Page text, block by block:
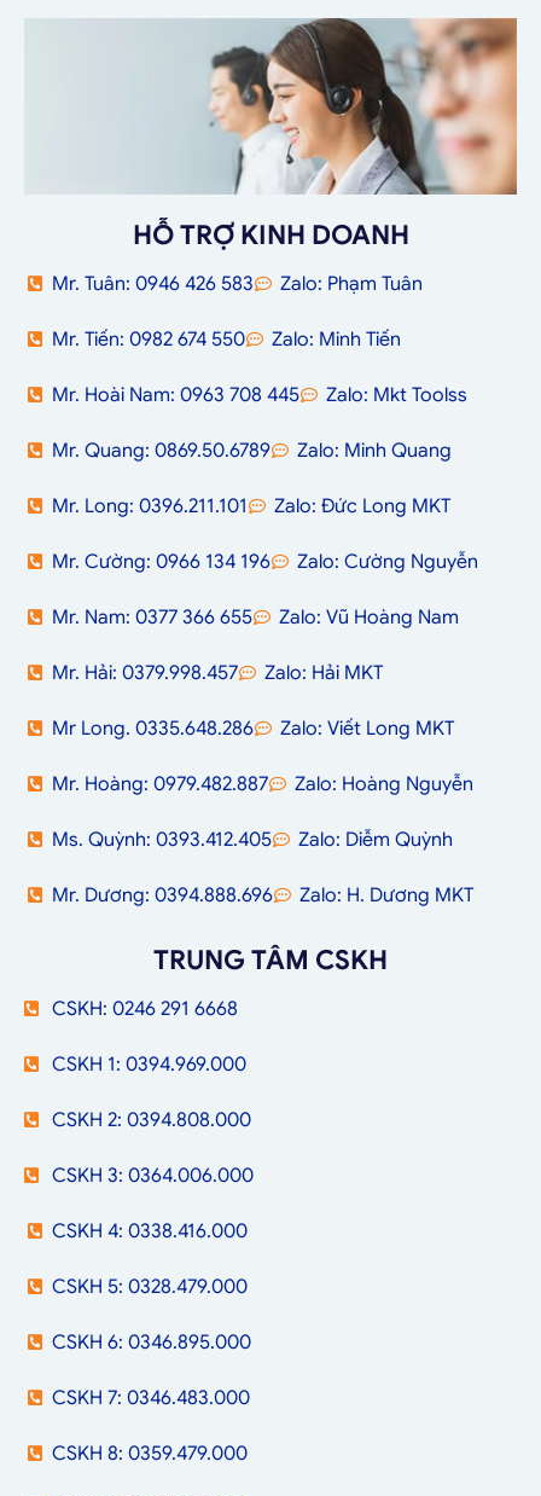
HỖ TRỢ KINH DOANH
Mr. Tuân: 0946 426 583 Zalo: Phạm Tuân
Mr. Tiến: 0982 674 550 Zalo: Minh Tiến
Mr. Hoài Nam: 0963 708 445 Zalo: Mkt Toolss
Mr. Quang: 0869.50.6789 Zalo: Minh Quang
Mr. Long: 0396.211.101 Zalo: Đức Long MKT
Mr. Cường: 0966 134 196 Zalo: Cường Nguyễn
Mr. Nam: 0377 366 655 Zalo: Vũ Hoàng Nam
Mr. Hải: 0379.998.457 Zalo: Hải MKT
Mr Long. 0335.648.286 Zalo: Viết Long MKT
Mr. Hoàng: 0979.482.887 Zalo: Hoàng Nguyễn
Ms. Quỳnh: 0393.412.405 Zalo: Diễm Quỳnh
Mr. Dương: 0394.888.696 Zalo: H. Dương MKT
TRUNG TÂM CSKH
CSKH: 0246 291 6668
CSKH 1: 0394.969.000
CSKH 2: 0394.808.000
CSKH 3: 0364.006.000
CSKH 4: 0338.416.000
CSKH 5: 0328.479.000
CSKH 6: 0346.895.000
CSKH 7: 0346.483.000
CSKH 8: 0359.479.000